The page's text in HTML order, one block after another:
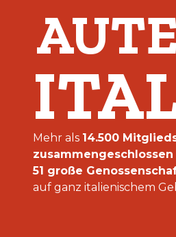
Mehr als 14.500
zusammengeschlossen
51 große
auf ganz italienischem